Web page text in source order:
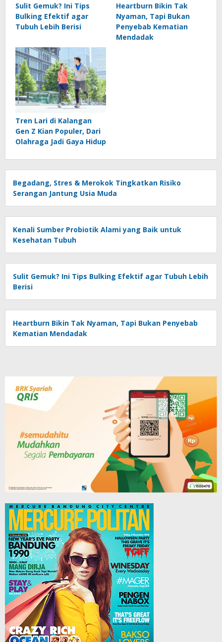
Sulit Gemuk? Ini Tips
Bulking Efektif agar
Tubuh Lebih Berisi
Heartburn Bikin Tak
Nyaman, Tapi Bukan
Penyebab Kematian
Mendadak
Tren Lari di Kalangan
Gen Z Kian Populer, Dari
Olahraga Jadi Gaya Hidup
Begadang, Stres & Merokok Tingkatkan Risiko
Serangan Jantung Usia Muda
Kenali Sumber Probiotik Alami yang Baik untuk
Kesehatan Tubuh
Sulit Gemuk? Ini Tips Bulking Efektif agar Tubuh Lebih
Berisi
Heartburn Bikin Tak Nyaman, Tapi Bukan Penyebab
Kematian Mendadak